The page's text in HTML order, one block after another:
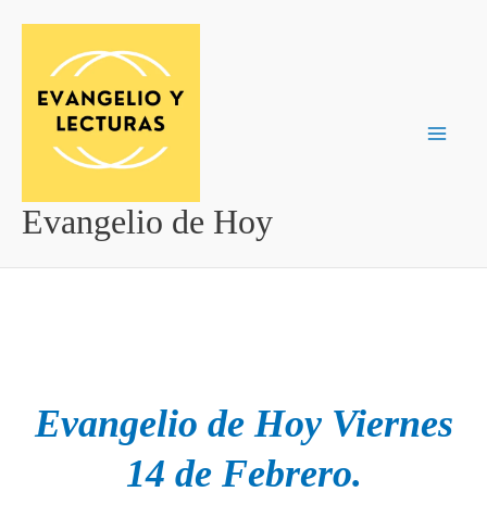
contenido
Evangelio de Hoy
Evangelio de Hoy Viernes
14 de Febrero.